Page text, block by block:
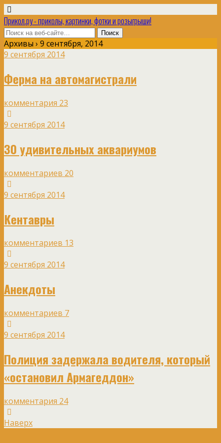
Прикол.ру - приколы, картинки, фотки и розыгрыши!
Архивы › 9 сентября, 2014
9 сентября 2014
Ферма на автомагистрали
комментария 23
9 сентября 2014
30 удивительных аквариумов
комментариев 20
9 сентября 2014
Кентавры
комментариев 13
9 сентября 2014
Анекдоты
комментариев 7
9 сентября 2014
Полиция задержала водителя, который
«остановил Армагеддон»
комментария 24
Наверх